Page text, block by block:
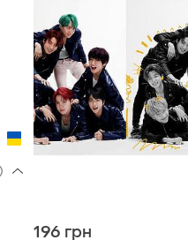
196 грн